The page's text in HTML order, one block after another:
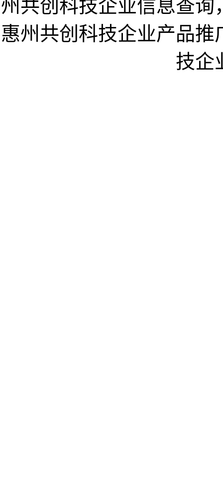
州共创科技企业信息查
惠州共创科技企业产品
技企